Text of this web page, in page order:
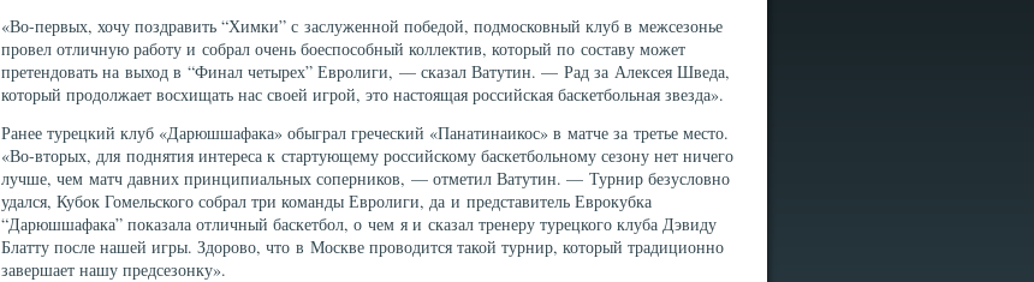
«Во-первых, хочу поздравить “Химки” с заслуженной победой, подмосковный клуб в межсезонье
провел отличную работу и собрал очень боеспособный коллектив, который по составу может
претендовать на выход в “Финал четырех” Евролиги, — сказал Ватутин. — Рад за Алексея Шведа,
который продолжает восхищать нас своей игрой, это настоящая российская баскетбольная звезда».
Ранее турецкий клуб «Дарюшшафака» обыграл греческий «Панатинаикос» в матче за третье место.
«Во-вторых, для поднятия интереса к стартующему российскому баскетбольному сезону нет ничего
лучше, чем матч давних принципиальных соперников, — отметил Ватутин. — Турнир безусловно
удался, Кубок Гомельского собрал три команды Евролиги, да и представитель Еврокубка
“Дарюшшафака” показала отличный баскетбол, о чем я и сказал тренеру турецкого клуба Дэвиду
Блатту после нашей игры. Здорово, что в Москве проводится такой турнир, который традиционно
завершает нашу предсезонку».